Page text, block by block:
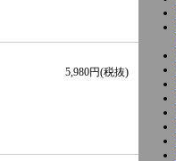
5,980円(税抜)